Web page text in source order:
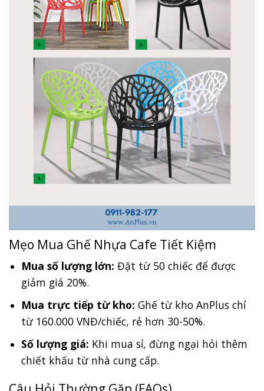
Mẹo Mua Ghế Nhựa Cafe Tiết Kiệm
Mua số lượng lớn: Đặt từ 50 chiếc để được
giảm giá 20%.
Mua trực tiếp từ kho: Ghế từ kho AnPlus chỉ
từ 160.000 VNĐ/chiếc, rẻ hơn 30-50%.
Số lượng giá: Khi mua sỉ, đừng ngại hỏi thêm
chiết khấu từ nhà cung cấp.